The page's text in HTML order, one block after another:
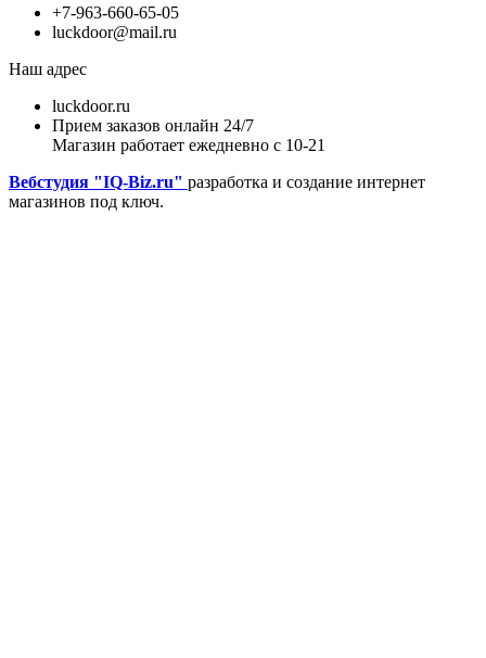
+7-963-660-65-05
luckdoor@mail.ru
Наш адрес
luckdoor.ru
Прием заказов онлайн 24/7
Магазин работает ежедневно с 10-21
Вебстудия "IQ-Biz.ru" разработка и создание интернет
магазинов под ключ.